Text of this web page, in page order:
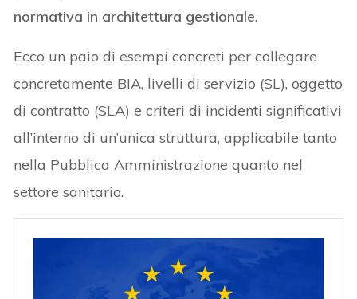
normativa in architettura gestionale.
Ecco un paio di esempi concreti per collegare
concretamente BIA, livelli di servizio (SL), oggetto
di contratto (SLA) e criteri di incidenti significativi
all’interno di un’unica struttura, applicabile tanto
nella Pubblica Amministrazione quanto nel
settore sanitario.